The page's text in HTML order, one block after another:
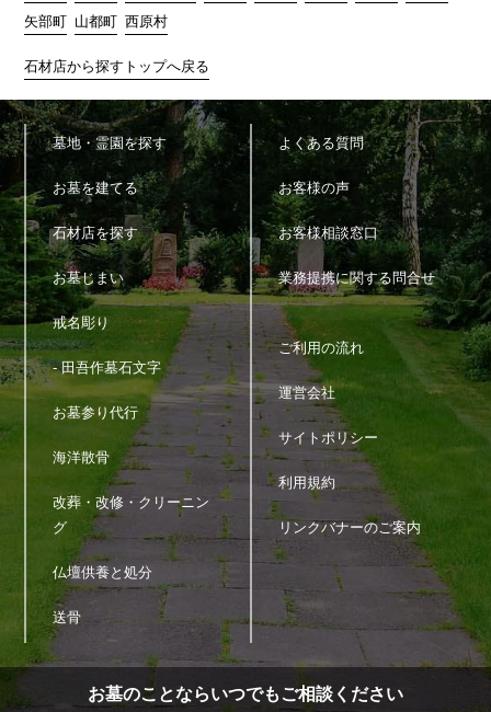
4.個人情報の利用
くは、それと合理的な関連性のある範囲内で、業務の遂行上必要
な限りにおいて利用します。
5.個人情報の第三者提供
当サイトは、法令に定める場合を除き、個人情報を事前に本人の
同意を得ることなく第三者に提供しません。
6.個人情報の管理
当サイトは、個人情報の正確性および最新性を保ち、安全に管理
するとともに個人情報の紛失・改ざん・漏えいなどを防止するた
め、必要かつ適正な情報セキュリティー対策を実現します。
7.個人情報の開示・訂正・利用停止・消去
当サイトは、本人が個人情報について、開示・訂正・利用停止・
消去などを求める権利を有していることを認識し、お客様相談窓
口を設置して、これらの要求ある場合には、法令にしたがって速
やかに対応します。
上記に関するお問い合わせ、ご相談はお客様窓口のお問い合わせ
フォームをご利用の上ご連絡ください。
その際、お問い合わせ内容欄に個人情報に関する問い合わせであ
ることを明記（開示・訂正・利用停止・消去など具体的な内容）
の上、ご連絡をお願いします。
お墓のことならいつでもご相談ください
矢部町 山都町 西原村
石材店から探すトップへ戻る
墓地・霊園を探す
お墓を建てる
石材店を探す
お墓じまい
戒名彫り
- 田吾作墓石文字
お墓参り代行
海洋散骨
改葬・改修・クリーニン
グ
仏壇供養と処分
送骨
よくある質問
お客様の声
お客様相談窓口
業務提携に関する問合せ
ご利用の流れ
運営会社
サイトポリシー
利用規約
リンクバナーのご案内